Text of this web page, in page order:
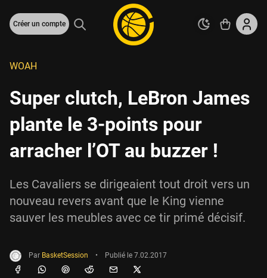
Créer un compte
WOAH
Super clutch, LeBron James
plante le 3-points pour
arracher l’OT au buzzer !
Les Cavaliers se dirigeaient tout droit vers un
nouveau revers avant que le King vienne
sauver les meubles avec ce tir primé décisif.
Par BasketSession • Publié le 7.02.2017